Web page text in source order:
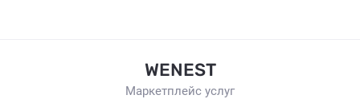
WENEST
Маркетплейс услуг